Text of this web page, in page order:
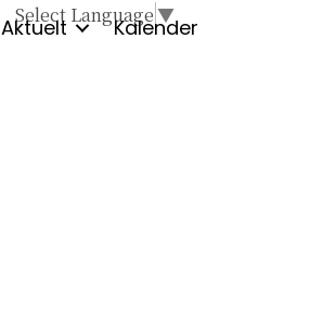
Select Language▼
Aktuelt
Kalender